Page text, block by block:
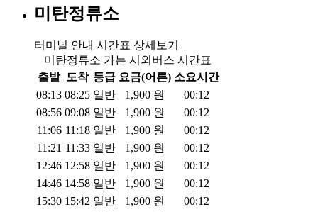
미탄정류소
터미널 안내 시간표 상세보기
미탄정류소 가는 시외버스 시간표
출발 도착 등급 요금(어른) 소요시간
08:13 08:25 일반 1,900 원
00:12
08:56 09:08 일반 1,900 원
00:12
11:06 11:18 일반 1,900 원
00:12
11:21 11:33 일반 1,900 원
00:12
12:46 12:58 일반 1,900 원
00:12
14:46 14:58 일반 1,900 원
00:12
15:30 15:42 일반 1,900 원
00:12